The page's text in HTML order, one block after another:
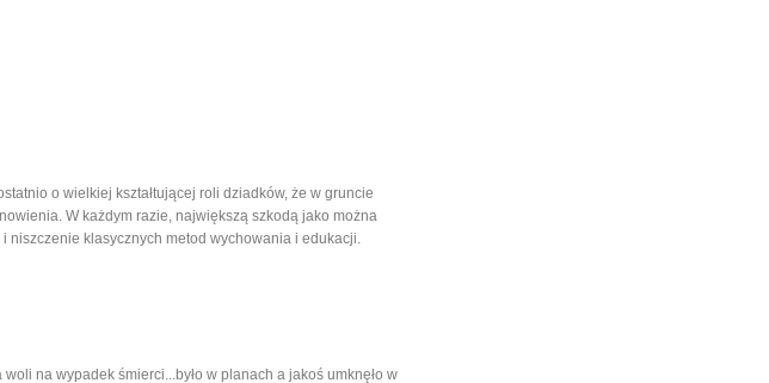
o wielkiej kształtującej roli dziadków, że w gruncie
W każdym razie, największą szkodą jako można
niszczenie klasycznych metod wychowania i edukacji.
na wypadek śmierci...było w planach a jakoś umknęło w